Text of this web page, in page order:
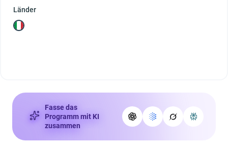
Länder
Fasse das
Programm mit KI
zusammen